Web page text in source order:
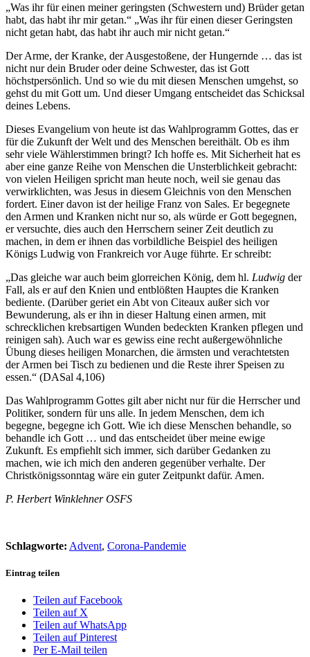
„Was ihr für einen meiner geringsten (Schwestern und) Brüder getan
habt, das habt ihr mir getan.“ „Was ihr für einen dieser Geringsten
nicht getan habt, das habt ihr auch mir nicht getan.“
Der Arme, der Kranke, der Ausgestoßene, der Hungernde … das ist
nicht nur dein Bruder oder deine Schwester, das ist Gott
höchstpersönlich. Und so wie du mit diesen Menschen umgehst, so
gehst du mit Gott um. Und dieser Umgang entscheidet das Schicksal
deines Lebens.
Dieses Evangelium von heute ist das Wahlprogramm Gottes, das er
für die Zukunft der Welt und des Menschen bereithält. Ob es ihm
sehr viele Wählerstimmen bringt? Ich hoffe es. Mit Sicherheit hat es
aber eine ganze Reihe von Menschen die Unsterblichkeit gebracht:
von vielen Heiligen spricht man heute noch, weil sie genau das
verwirklichten, was Jesus in diesem Gleichnis von den Menschen
fordert. Einer davon ist der heilige Franz von Sales. Er begegnete
den Armen und Kranken nicht nur so, als würde er Gott begegnen,
er versuchte, dies auch den Herrschern seiner Zeit deutlich zu
machen, in dem er ihnen das vorbildliche Beispiel des heiligen
Königs Ludwig von Frankreich vor Auge führte. Er schreibt:
„Das gleiche war auch beim glorreichen König, dem hl. Ludwig der
Fall, als er auf den Knien und entblößten Hauptes die Kranken
bediente. (Darüber geriet ein Abt von Citeaux außer sich vor
Bewunderung, als er ihn in dieser Haltung einen armen, mit
schrecklichen krebsartigen Wunden bedeckten Kranken pflegen und
reinigen sah). Auch war es gewiss eine recht außergewöhnliche
Übung dieses heiligen Monarchen, die ärmsten und verachtetsten
der Armen bei Tisch zu bedienen und die Reste ihrer Speisen zu
essen.“ (DASal 4,106)
Das Wahlprogramm Gottes gilt aber nicht nur für die Herrscher und
Politiker, sondern für uns alle. In jedem Menschen, dem ich
begegne, begegne ich Gott. Wie ich diese Menschen behandle, so
behandle ich Gott … und das entscheidet über meine ewige
Zukunft. Es empfiehlt sich immer, sich darüber Gedanken zu
machen, wie ich mich den anderen gegenüber verhalte. Der
Christkönigssonntag wäre ein guter Zeitpunkt dafür. Amen.
P. Herbert Winklehner OSFS
Schlagworte: Advent, Corona-Pandemie
Eintrag teilen
Teilen auf Facebook
Teilen auf X
Teilen auf WhatsApp
Teilen auf Pinterest
Per E-Mail teilen